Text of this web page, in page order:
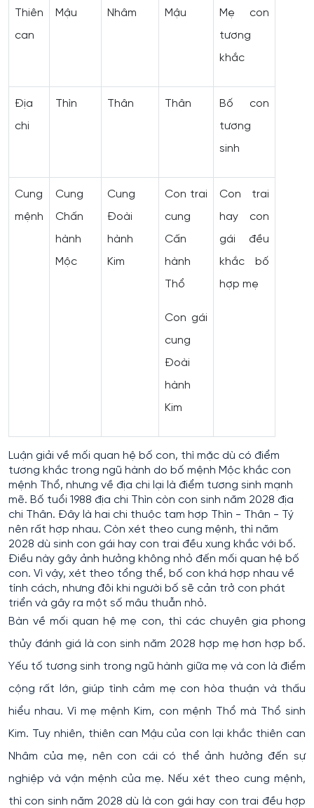
Thiên
can
Mậu Nhâm Mậu
Mẹ con
tương
khắc
Địa
chi
Thìn Thân Thân
Bố con
tương
sinh
Cung
mệnh
Cung
Chấn
hành
Mộc
Cung
Đoài
hành
Kim
Con trai
cung
Cấn
hành
Thổ
Con gái
cung
Đoài
hành
Kim
Con trai
hay con
gái đều
khắc bố
hợp mẹ
Luận giải về mối quan hệ bố con, thì mặc dù có điểm
tương khắc trong ngũ hành do bố mệnh Mộc khắc con
mệnh Thổ, nhưng về địa chi lại là điểm tương sinh mạnh
mẽ. Bố tuổi 1988 địa chi Thìn còn con sinh năm 2028 địa
chi Thân. Đây là hai chi thuộc tam hợp Thìn - Thân - Tý
nên rất hợp nhau. Còn xét theo cung mệnh, thì năm
2028 dù sinh con gái hay con trai đều xung khắc với bố.
Điều này gây ảnh hưởng không nhỏ đến mối quan hệ bố
con. Vì vậy, xét theo tổng thể, bố con khá hợp nhau về
tính cách, nhưng đôi khi người bố sẽ cản trở con phát
triển và gây ra một số mâu thuẫn nhỏ.
Bàn về mối quan hệ mẹ con, thì các chuyên gia phong
thủy đánh giá là con sinh năm 2028 hợp mẹ hơn hợp bố.
Yếu tố tương sinh trong ngũ hành giữa mẹ và con là điểm
cộng rất lớn, giúp tình cảm mẹ con hòa thuận và thấu
hiểu nhau. Vì mẹ mệnh Kim, con mệnh Thổ mà Thổ sinh
Kim. Tuy nhiên, thiên can Mậu của con lại khắc thiên can
Nhâm của mẹ, nên con cái có thể ảnh hưởng đến sự
nghiệp và vận mệnh của mẹ. Nếu xét theo cung mệnh,
thì con sinh năm 2028 dù là con gái hay con trai đều hợp